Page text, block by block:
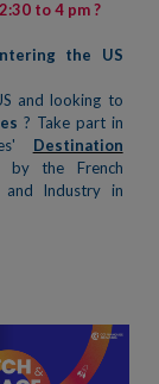
to 4 pm ?
the US
and looking to
? Take part in
Destination
by the French
and Industry in